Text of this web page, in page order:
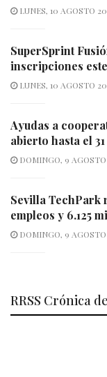
LUNES, 10 AGOSTO
SuperSprint
inscripciones
LUNES, 10 AGOSTO
Ayudas a
abierto hasta el
DOMINGO, 9
Sevilla TechPark
empleos y 6.125
DOMINGO, 9
RRSS Crónica